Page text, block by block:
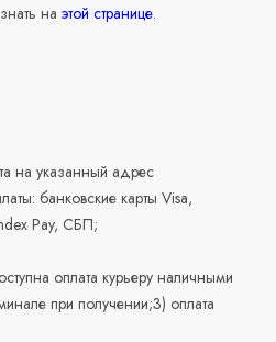
наэтой странице.
на указанный адрес
банковские карты Visa,
Pay, СБП;
оплата курьеру наличными
при получении;3) оплата